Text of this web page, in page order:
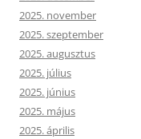
2025. november
2025. szeptember
2025. augusztus
2025. július
2025. június
2025. május
2025. április